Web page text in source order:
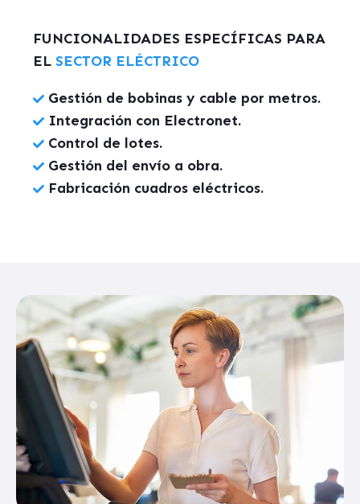
FUNCIONALIDADES ESPECÍFICAS PARA
EL SECTOR ELÉCTRICO
Gestión de bobinas y cable por metros.
Integración con Electronet.
Control de lotes.
Gestión del envío a obra.
Fabricación cuadros eléctricos.